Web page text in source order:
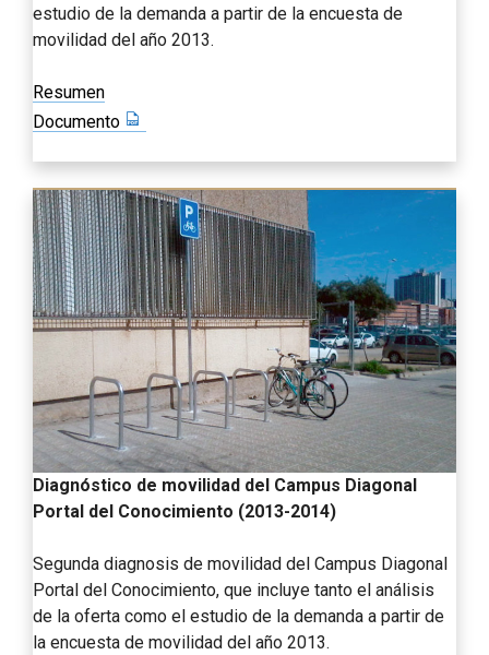
estudio de la demanda a partir de la encuesta de
movilidad del año 2013.
Resumen
Documento
Diagnóstico de movilidad del Campus Diagonal
Portal del Conocimiento (2013-2014)
Segunda diagnosis de movilidad del Campus Diagonal
Portal del Conocimiento, que incluye tanto el análisis
de la oferta como el estudio de la demanda a partir de
la encuesta de movilidad del año 2013.